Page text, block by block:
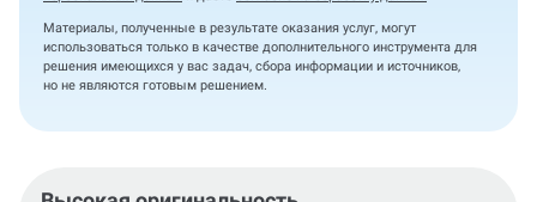
Материалы, полученные в результате оказания услуг, могут
использоваться только в качестве дополнительного инструмента для
решения имеющихся у вас задач, сбора информации и источников,
но не являются готовым решением.